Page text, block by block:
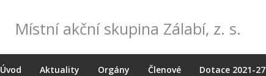
Místní akční skupina Zálabí, z. s.
Úvod Aktuality Orgány Členové Dotace 2021-27